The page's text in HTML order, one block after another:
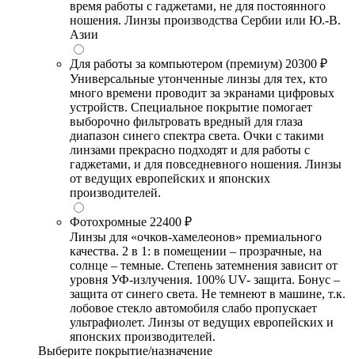
время работы с гаджетами, не для постоянного
ношения. Линзы производства Сербии или Ю.-В.
Азии
Для работы за компьютером (премиум) 20300 ₽
Универсальные утонченные линзы для тех, кто
много времени проводит за экранами цифровых
устройств. Специальное покрытие помогает
выборочно фильтровать вредный для глаза
диапазон синего спектра света. Очки с такими
линзами прекрасно подходят и для работы с
гаджетами, и для повседневного ношения. Линзы
от ведущих европейских и японских
производителей.
Фотохромные 22400 ₽
Линзы для «очков-хамелеонов» премиального
качества. 2 в 1: в помещении – прозрачные, на
солнце – темные. Степень затемнения зависит от
уровня УФ-излучения. 100% UV- защита. Бонус –
защита от синего света. Не темнеют в машине, т.к.
лобовое стекло автомобиля слабо пропускает
ультрафиолет. Линзы от ведущих европейских и
японских производителей.
Выберите покрытие/назначение